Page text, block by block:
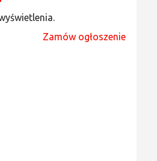
Zamów ogłoszenie